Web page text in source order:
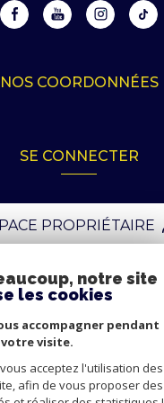
NOS COORDONNÉES
SE CONNECTER
PROPRIÉTAIRE
ADHÉRENTS
notre site
les cookies
accompagner pendant
votre visite.
acceptez l'utilisation des
afin de vous proposer des